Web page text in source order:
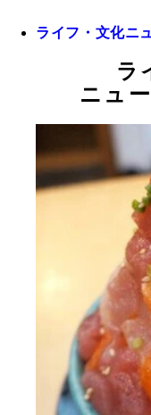
ライフ・文化ニ
ラ
ニュ